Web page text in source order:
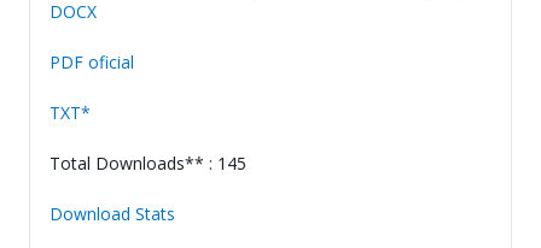
DOCX
PDF oficial
TXT*
Total Downloads** : 145
Download Stats